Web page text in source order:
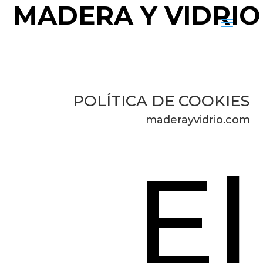
POLÍTICA DE COOKIES
maderayvidrio.com
El
MADERA Y VIDRIO